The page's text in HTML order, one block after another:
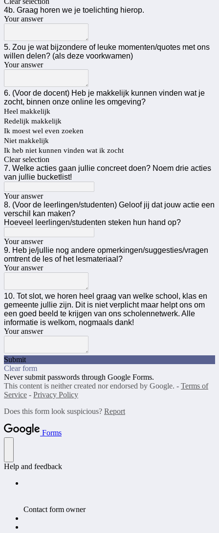
4b. Graag horen we je toelichting hierop.
Your answer
5. Zou je wat bijzondere of leuke momenten/quotes met ons
willen delen? (als deze voorkwamen)
Your answer
6. (Voor de docent) Heb je makkelijk kunnen vinden wat je
zocht, binnen onze online les omgeving?
Heel makkelijk
Redelijk makkelijk
Ik moest wel even zoeken
Niet makkelijk
Ik heb niet kunnen vinden wat ik zocht
Clear selection
7. Welke acties gaan jullie concreet doen? Noem drie acties
van jullie bucketlist!
Your answer
8. (Voor de leerlingen/studenten) Geloof jij dat jouw actie een
verschil kan maken?
Hoeveel leerlingen/studenten steken hun hand op?
Your answer
9. Heb je/jullie nog andere opmerkingen/suggesties/vragen
omtrent de les of het lesmateriaal?
Your answer
10. Tot slot, we horen heel graag van welke school, klas en
gemeente jullie zijn. Dit is niet verplicht maar helpt ons om
een goed beeld te krijgen van ons scholennetwerk. Alle
informatie is welkom, nogmaals dank!
Your answer
Submit
Clear form
Never submit passwords through Google Forms.
This content is neither created nor endorsed by Google. - Terms of
Service - Privacy Policy
Does this form look suspicious? Report
Forms
Help and feedback
Contact form owner